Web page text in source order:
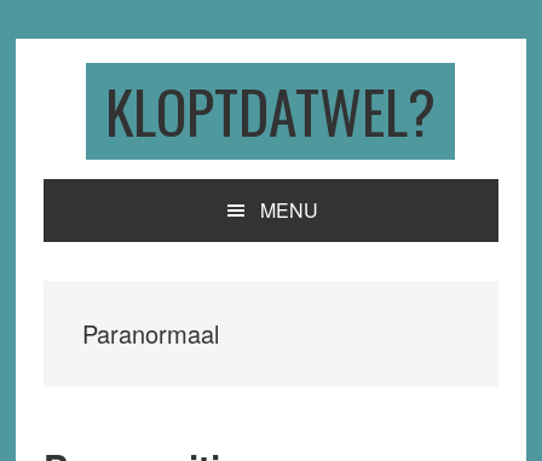
KLOPTDATWEL?
MENU
Paranormaal